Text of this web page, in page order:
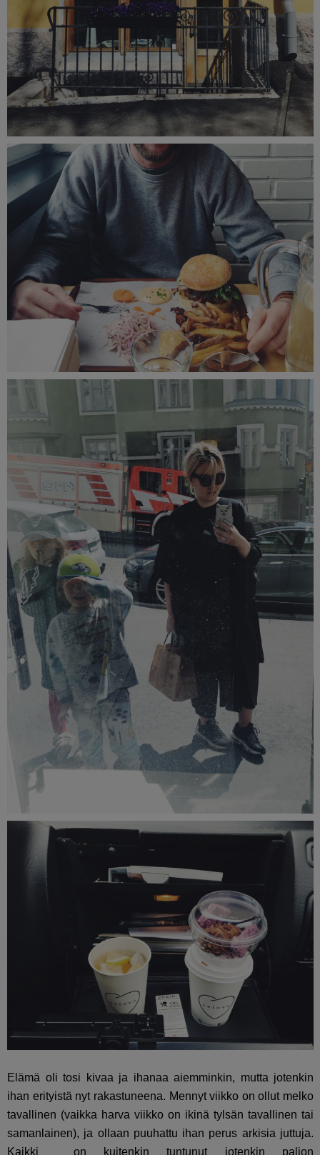
Elämä oli tosi kivaa ja ihanaa aiemminkin, mutta jotenkin
ihan erityistä nyt rakastuneena. Mennyt viikko on ollut melko
tavallinen (vaikka harva viikko on ikinä tylsän tavallinen tai
samanlainen), ja ollaan puuhattu ihan perus arkisia juttuja.
Kaikki on kuitenkin tuntunut jotenkin paljon